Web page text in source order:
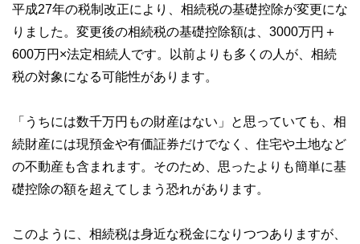
平成27年の税制改正により、相続税の基礎控除が変更にな
りました。変更後の相続税の基礎控除額は、3000万円＋
600万円×法定相続人です。以前よりも多くの人が、相続
税の対象になる可能性があります。
「うちには数千万円もの財産はない」と思っていても、相
続財産には現預金や有価証券だけでなく、住宅や土地など
の不動産も含まれます。そのため、思ったよりも簡単に基
礎控除の額を超えてしまう恐れがあります。
このように、相続税は身近な税金になりつつありますが、